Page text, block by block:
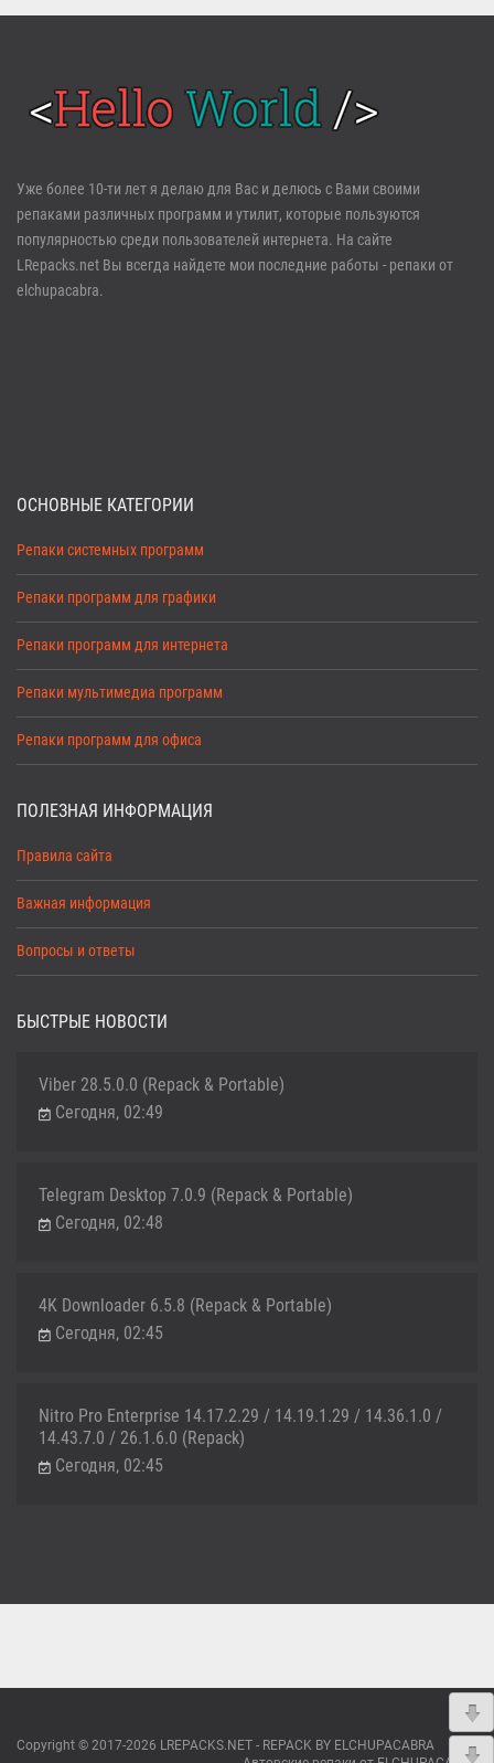
Войти
Регистрация
Забыли пароль?
Уже более 10-ти лет я делаю для Вас и делюсь с Вами своими
репаками различных программ и утилит, которые пользуются
популярностью среди пользователей интернета. На сайте
LRepacks.net Вы всегда найдете мои последние работы - репаки от
elchupacabra.
ОСНОВНЫЕ КАТЕГОРИИ
Репаки системных программ
Репаки программ для графики
Репаки программ для интернета
Репаки мультимедиа программ
Репаки программ для офиса
ПОЛЕЗНАЯ ИНФОРМАЦИЯ
Правила сайта
Важная информация
Вопросы и ответы
БЫСТРЫЕ НОВОСТИ
Viber 28.5.0.0 (Repack & Portable)
Сегодня, 02:49
Telegram Desktop 7.0.9 (Repack & Portable)
Сегодня, 02:48
4K Downloader 6.5.8 (Repack & Portable)
Сегодня, 02:45
Nitro Pro Enterprise 14.17.2.29 / 14.19.1.29 / 14.36.1.0 /
14.43.7.0 / 26.1.6.0 (Repack)
Сегодня, 02:45
Copyright © 2017-2026 LREPACKS.NET - REPACK BY ELCHUPACABRA